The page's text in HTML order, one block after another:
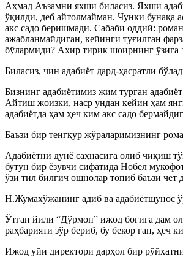
Аҳмад Аъзамни яхши биласиз. Яхши
ўқилди, деб айтолмайман. Чунки бунақа
акс садо беришмади. Сабаби оддий:
ажабланмайдиган, кейинги туғилган
бўлармиди? Ахир тирик шоирнинг ўзига
Биласиз, чин адабиёт дард-ҳасратли
Бизнинг адабиётимиз жим турган
Айтиш жоизки, наср ундан кейин ҳам
адабиётда ҳам ҳеч ким акс садо
Баъзи бир тенгқур жўраларимизнинг
Адабиётни дунё саҳнасига олиб чиқиш
бутун бир ёзувчи сифатида Нобел
ўзи тил билгич ошнолар топиб баъзи
Н.Жумахўжанинг адиб ва адабиётшунос
Ўтган йили “Дўрмон” ижод боғига дам
раҳбарияти зўр бериб, бу бекор гап,
Ижод уйи директори дарҳол бир